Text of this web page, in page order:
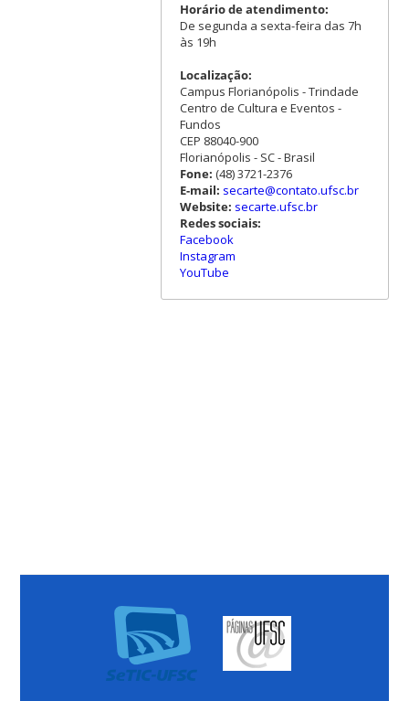
Horário de atendimento:
De segunda a sexta-feira das 7h
às 19h
Localização:
Campus Florianópolis - Trindade
Centro de Cultura e Eventos -
Fundos
CEP 88040-900
Florianópolis - SC - Brasil
Fone: (48) 3721-2376
E-mail: secarte@contato.ufsc.br
Website: secarte.ufsc.br
Redes sociais:
Facebook
Instagram
YouTube